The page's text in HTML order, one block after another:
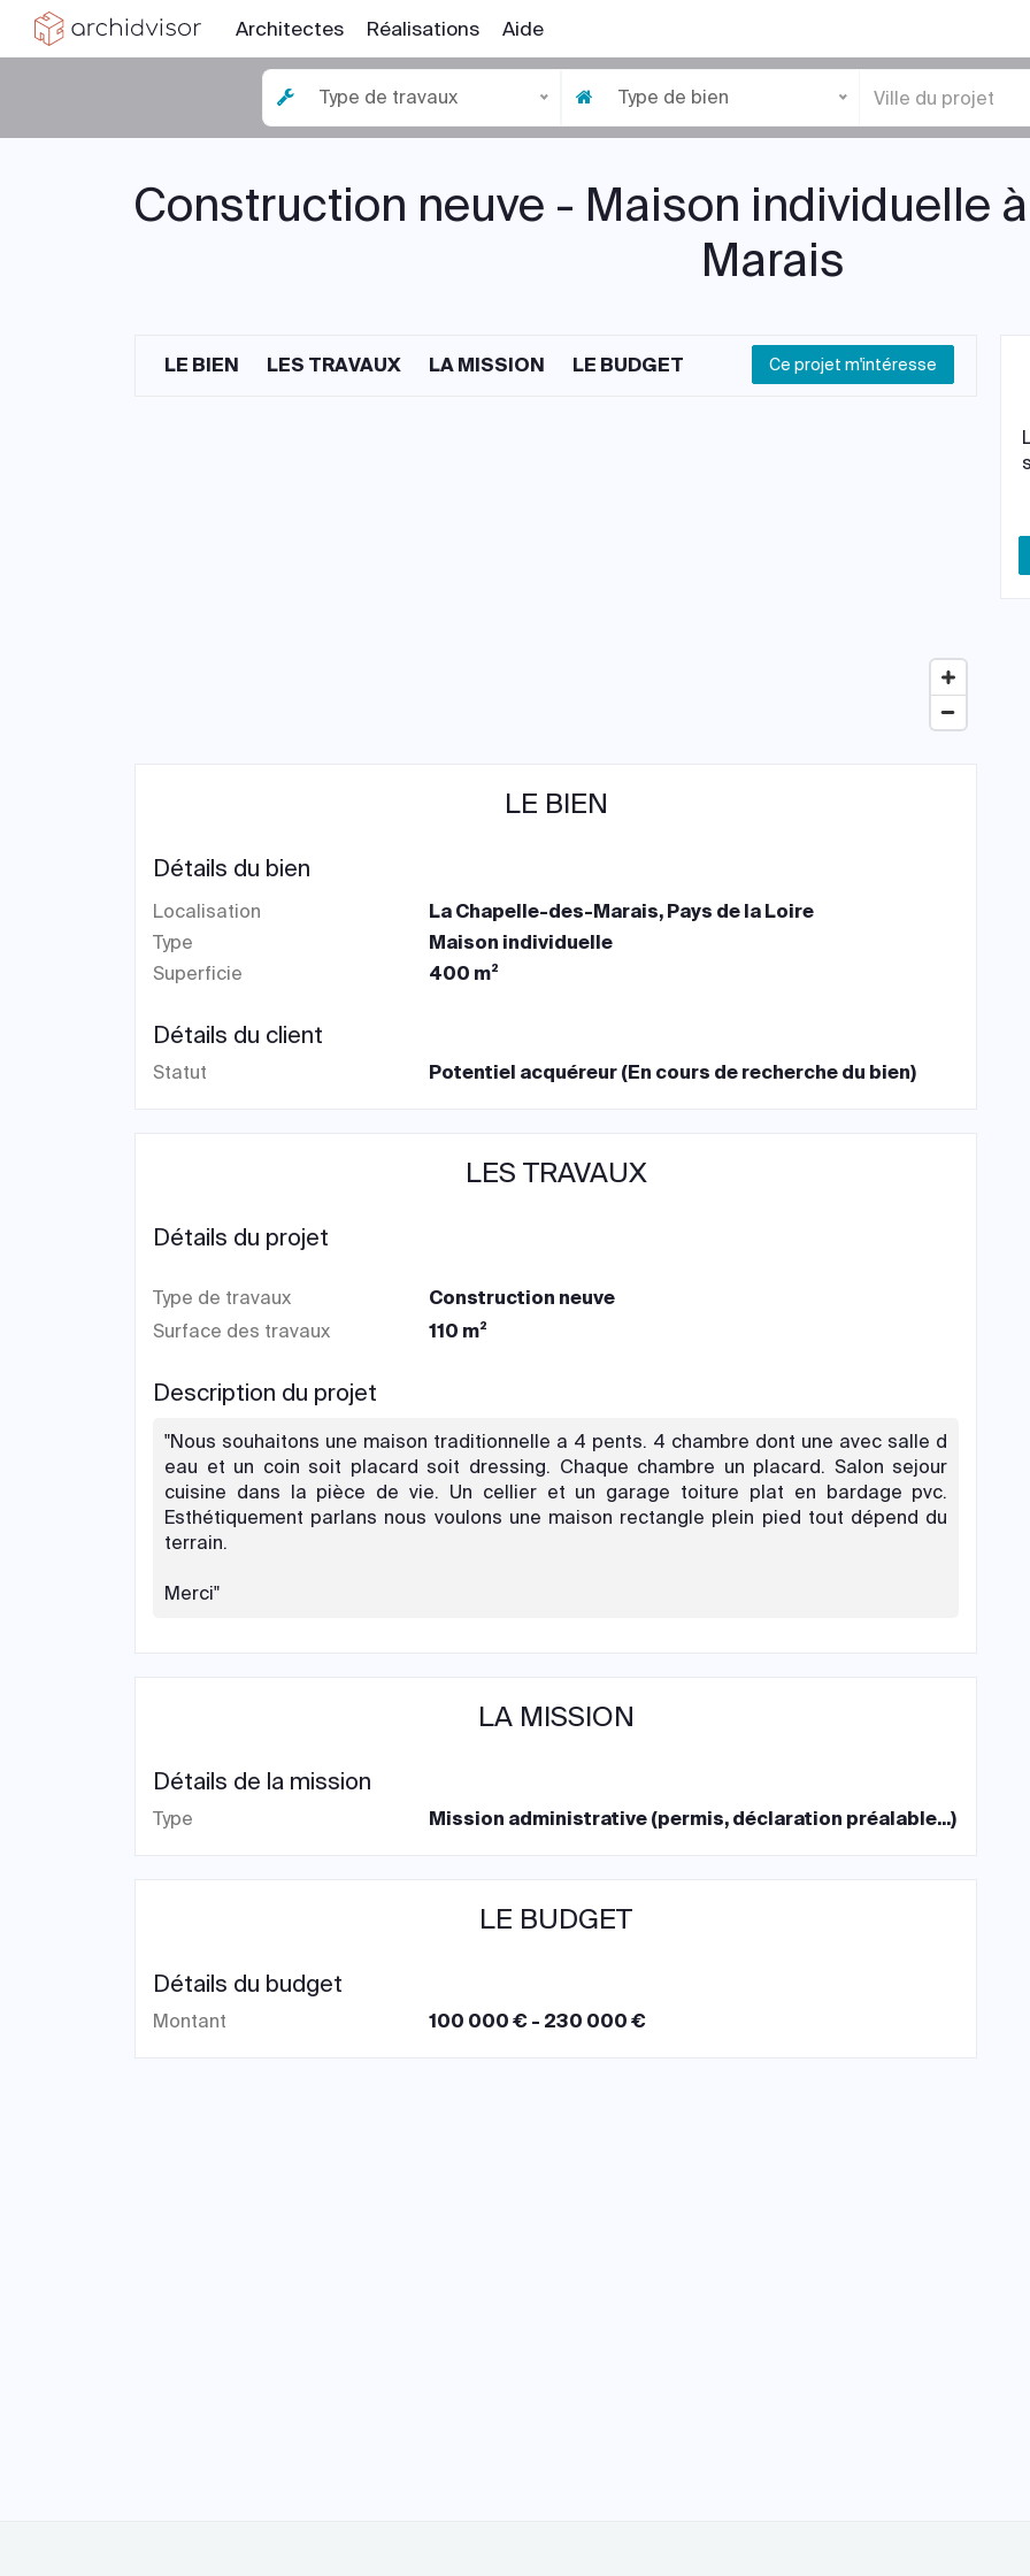
Architectes Réalisations Aide
Type de travaux Type de bien
Construction neuve - Maison individuelle
Marais
LE BIEN LES TRAVAUX LA MISSION LE BUDGET Ce projet m'intéresse
LE BIEN
Détails du bien
Localisation
La Chapelle-des-Marais, Pays de la Loire
Type
Maison individuelle
Superficie
400 m²
Détails du client
Statut Potentiel acquéreur (En cours de recherche du bien)
LES TRAVAUX
Détails du projet
Type de travaux
Construction neuve
Surface des travaux
110 m²
Description du projet
"Nous souhaitons une maison traditionnelle a 4 pents. 4 chambre dont une avec salle d
eau et un coin soit placard soit dressing. Chaque chambre un placard. Salon sejour
cuisine dans la pièce de vie. Un cellier et un garage toiture plat en bardage pvc.
Esthétiquement parlans nous voulons une maison rectangle plein pied tout dépend du
terrain.
Merci"
LA MISSION
Détails de la mission
Type Mission administrative (permis, déclaration préalable...)
LE BUDGET
Détails du budget
Montant 100 000 € - 230 000 €